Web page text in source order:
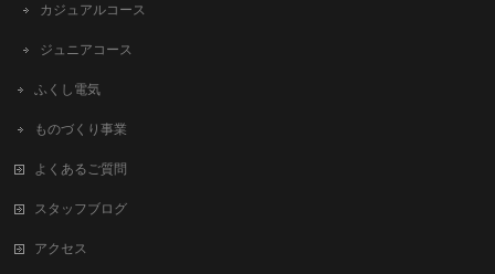
カジュアルコース
ジュニアコース
ふくし電気
ものづくり事業
よくあるご質問
スタッフブログ
アクセス